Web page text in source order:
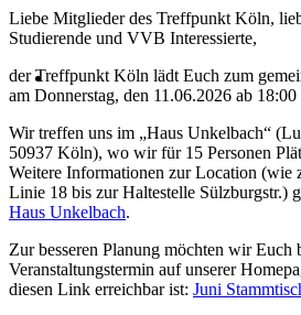
Liebe Mitglieder des Treffpunkt Köln,
Studierende und VVB Interessierte,
der Treffpunkt Köln lädt Euch zum
am Donnerstag, den 11.06.2026 ab
Wir treffen uns im „Haus Unkelbach“
50937 Köln), wo wir für 15 Personen
Weitere Informationen zur Location
Linie 18 bis zur Haltestelle Sülzburgstr.)
Haus Unkelbach.
Zur besseren Planung möchten wir Euch
Veranstaltungstermin auf unserer
diesen Link erreichbar ist: Juni